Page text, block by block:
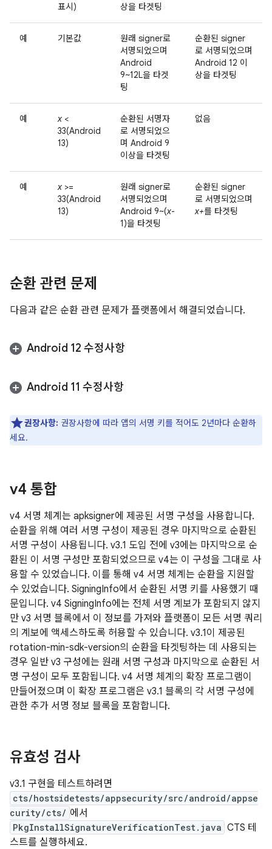
표시) 상을 타겟팅
예 기본값
원래 signer로
서명되었으며
Android
9~12L을 타겟
팅
순환된 signer
로 서명되었으며
Android 12 이
상을 타겟팅
예 x <
33(Android
13)
순환된 서명자
로 서명되었으
며 Android 9
이상을 타겟팅
없음
예 x >=
33(Android
13)
원래 signer로
서명되었으며
Android 9~(x-
1)을 타겟팅
순환된 signer
로 서명되었으며
x+를 타겟팅
순환 관련 문제
다음과 같은 순환 관련 문제가 플랫폼에서 해결되었습니다.
Android 12 수정사항
Android 11 수정사항
권장사항: 권장사항에 따라 앱의 서명 키를 적어도 2년마다 순환하
세요.
v4 통합
v4 서명 체계는 apksigner에 제공된 서명 구성을 사용합니다.
순환을 위해 여러 서명 구성이 제공된 경우 마지막으로 순환된
서명 구성이 사용됩니다. v3.1 도입 전에 v3에는 마지막으로 순
환된 이 서명 구성만 포함되었으므로 v4는 이 구성을 그대로 사
용할 수 있었습니다. 이를 통해 v4 서명 체계는 순환을 지원할
수 있었습니다. SigningInfo에서 순환된 서명 키를 사용했기 때
문입니다. v4 SigningInfo에는 전체 서명 계보가 포함되지 않지
만 v3 서명 블록에서 이 정보를 가져와 플랫폼이 모든 서명 쿼리
의 계보에 액세스하도록 허용할 수 있습니다. v3.1이 제공된
rotation-min-sdk-version의 순환을 타겟팅하는 데 사용되는
경우 일반 v3 구성에는 원래 서명 구성과 마지막으로 순환된 서
명 구성이 모두 포함됩니다. v4 서명 체계의 확장 프로그램이
만들어졌으며 이 확장 프로그램은 v3.1 블록의 각 서명 구성에
관한 추가 서명 정보 블록을 포함합니다.
유효성 검사
v3.1 구현을 테스트하려면
cts/hostsidetests/appsecurity/src/android/appse
curity/cts/ 에서
PkgInstallSignatureVerificationTest.java CTS 테
스트를 실행하세요.